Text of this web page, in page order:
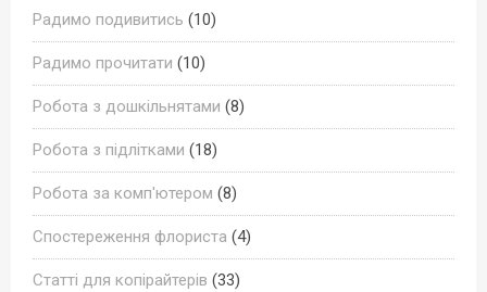
Радимо подивитись (10)
Радимо прочитати (10)
Робота з дошкільнятами (8)
Робота з підлітками (18)
Робота за комп'ютером (8)
Спостереження флориста (4)
Статті для копірайтерів (33)